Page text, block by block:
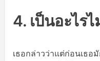
4. เป็นอะไร
เธอกล่าวว่าแต่ก่อนเธอ